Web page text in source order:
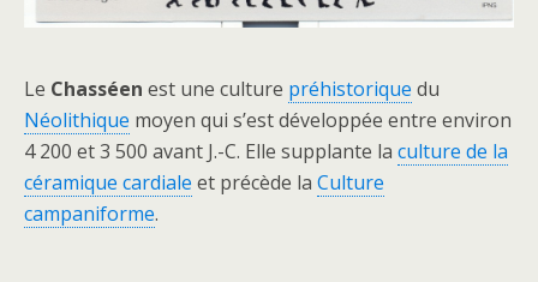
Le Chasséen est une culture préhistorique du
Néolithique moyen qui s’est développée entre environ
4 200 et 3 500 avant J.-C. Elle supplante la culture de la
céramique cardiale et précède la Culture
campaniforme.